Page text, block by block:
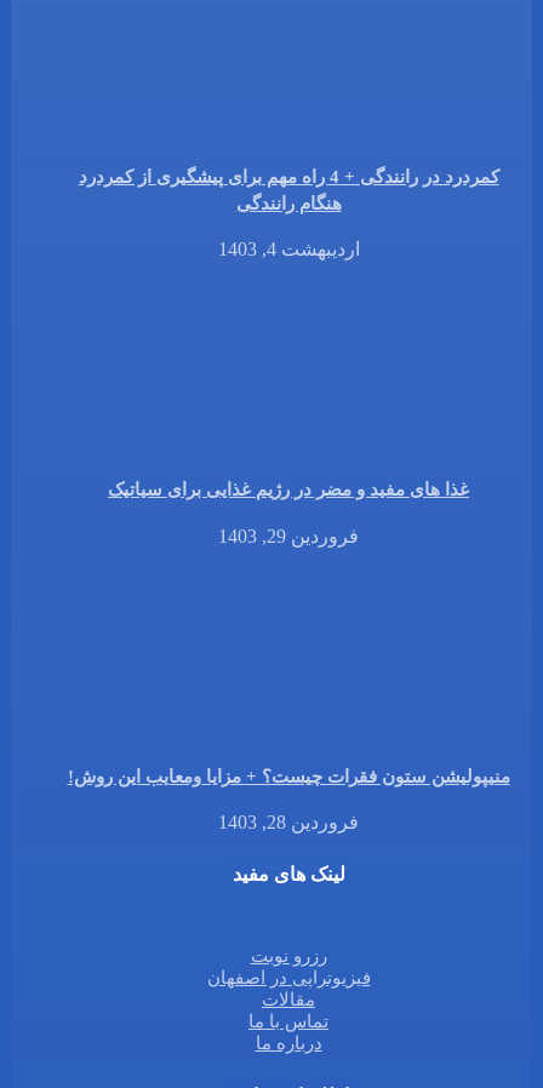
کمردرد در رانندگی + 4 راه مهم برای پیشگیری از کمردرد
هنگام رانندگی
اردیبهشت 4, 1403
غذا های مفید و مضر در رژیم غذایی برای سیاتیک
فروردین 29, 1403
منیپولیشن ستون فقرات چیست؟ + مزایا ومعایب این روش!
فروردین 28, 1403
لینک های مفید
رزرو نوبت
فیزیوتراپی در اصفهان
مقالات
تماس با ما
درباره ما